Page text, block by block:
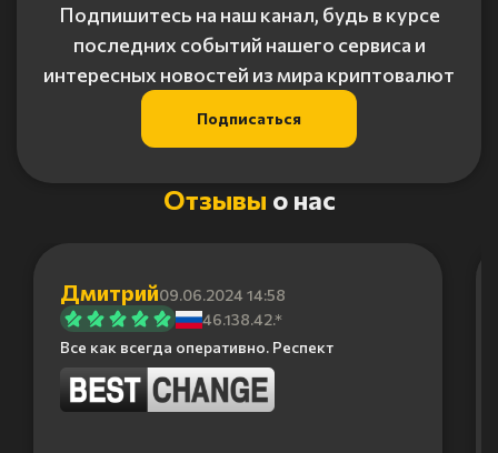
Подпишитесь на наш канал, будь в курсе
последних событий нашего сервиса и
интересных новостей из мира криптовалют
Подписаться
Отзывы о нас
Дмитрий09.06.2024 14:58
46.138.42.*
Все как всегда оперативно. Респект